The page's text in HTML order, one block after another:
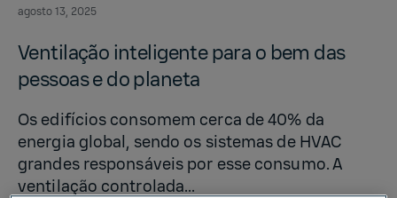
agosto 13, 2025
Ven­tilação in­teligente para o bem das
pes­soas e do plan­eta
Os edifícios consomem cerca de 40% da
energia global, sendo os sistemas de HVAC
grandes responsáveis por esse consumo. A
ventilação controlada...